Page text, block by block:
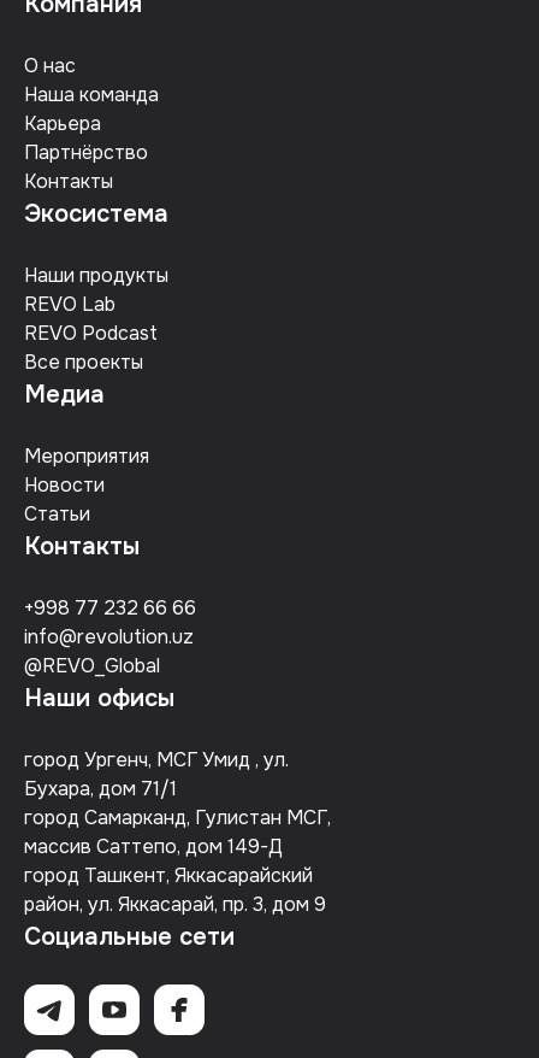
О нас
Наша команда
Карьера
Партнёрство
Контакты
Экосистема
Наши продукты
REVO Lab
REVO Podcast
Все проекты
Медиа
Мероприятия
Новости
Статьи
Контакты
+998 77 232 66 66
info@revolution.uz
@REVO_Global
Наши офисы
город Ургенч, МСГ Умид , ул.
Бухара, дом 71/1
город Самарканд, Гулистан МСГ,
массив Саттепо, дом 149-Д
город Ташкент, Яккасарайский
район, ул. Яккасарай, пр. 3, дом 9
Социальные сети